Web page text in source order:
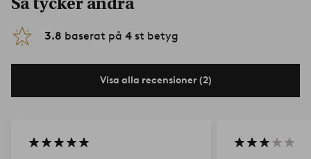
3.8 baserat på 4 st betyg
Visa alla recensioner (2)